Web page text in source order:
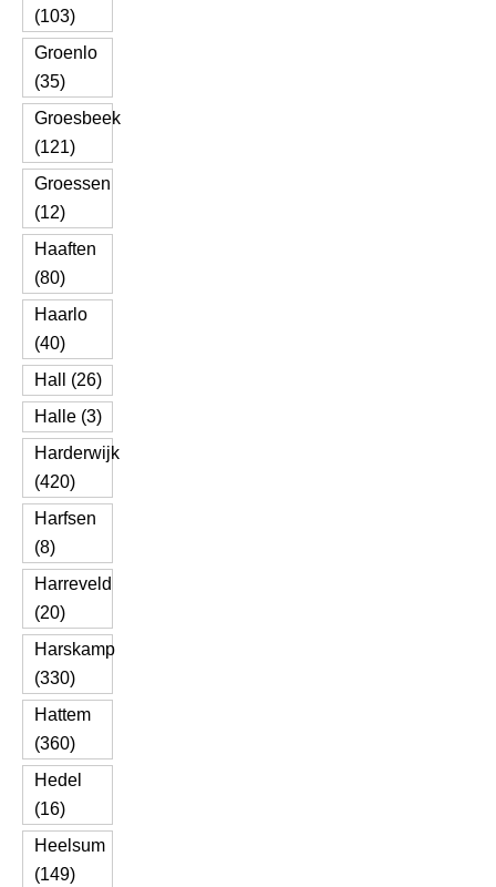
(103)
Groenlo
(35)
Groesbeek
(121)
Groessen
(12)
Haaften
(80)
Haarlo
(40)
Hall (26)
Halle (3)
Harderwijk
(420)
Harfsen
(8)
Harreveld
(20)
Harskamp
(330)
Hattem
(360)
Hedel
(16)
Heelsum
(149)